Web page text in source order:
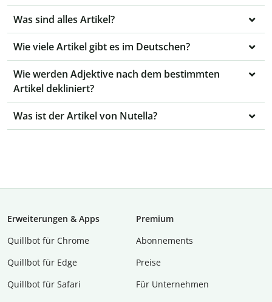
Was sind alles Artikel?
Wie viele Artikel gibt es im Deutschen?
Wie werden Adjektive nach dem bestimmten
Artikel dekliniert?
Was ist der Artikel von Nutella?
Erweiterungen & Apps
Quillbot für Chrome
Quillbot für Edge
Quillbot für Safari
Premium
Abon­ne­ments
Preise
Für Unternehmen